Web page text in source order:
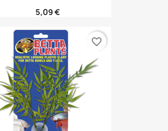
5,09 €
favorite_border